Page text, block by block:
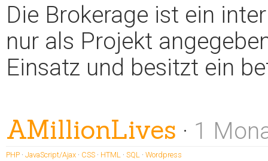
Die Brokerage ist ein
nur als Projekt
Einsatz und besitzt ein
AMillionLives · 1
PHP · JavaScript/Ajax · CSS · HTML · SQL · Wordpress